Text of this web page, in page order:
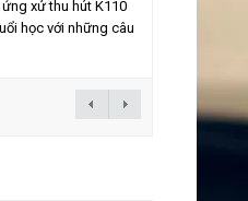
xử thu hút K110
học với những câu